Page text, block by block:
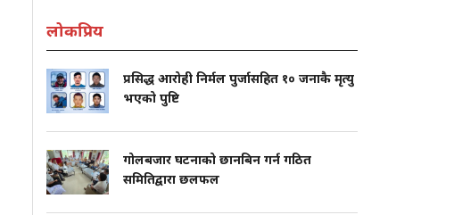
लोकप्रिय
प्रसिद्ध आरोही निर्मल पुर्जासहित १० जनाकै मृत्यु
भएको पुष्टि
गोलबजार घटनाको छानबिन गर्न गठित
समितिद्वारा छलफल